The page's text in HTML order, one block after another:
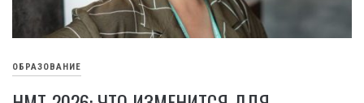
ОБРАЗОВАНИЕ